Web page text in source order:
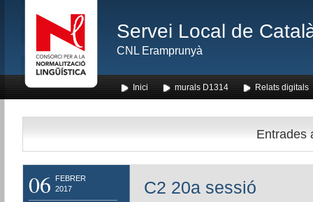
Servei Local de
CNL Eramprunyà
Inici murals D1314 Relats digitals
Entrades
06
FEBRER
2017
C2 20a sessió